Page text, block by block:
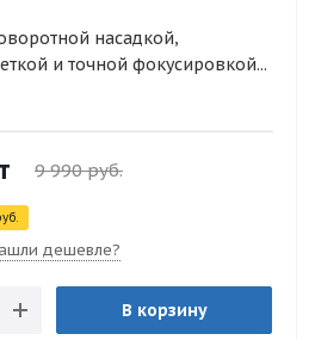
насадкой,
и точной фокусировкой...
9 990руб.
дешевле?
В корзину